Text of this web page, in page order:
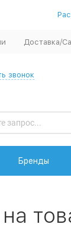
Доставка/
звонок
Бренды